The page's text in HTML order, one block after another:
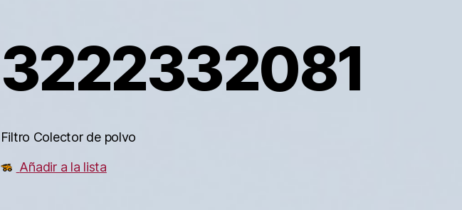
3222332081
Filtro Colector de polvo
Añadir a la lista